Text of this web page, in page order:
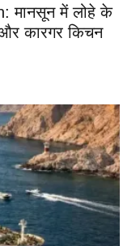
मानसून में लोहे के
कारगर किचन